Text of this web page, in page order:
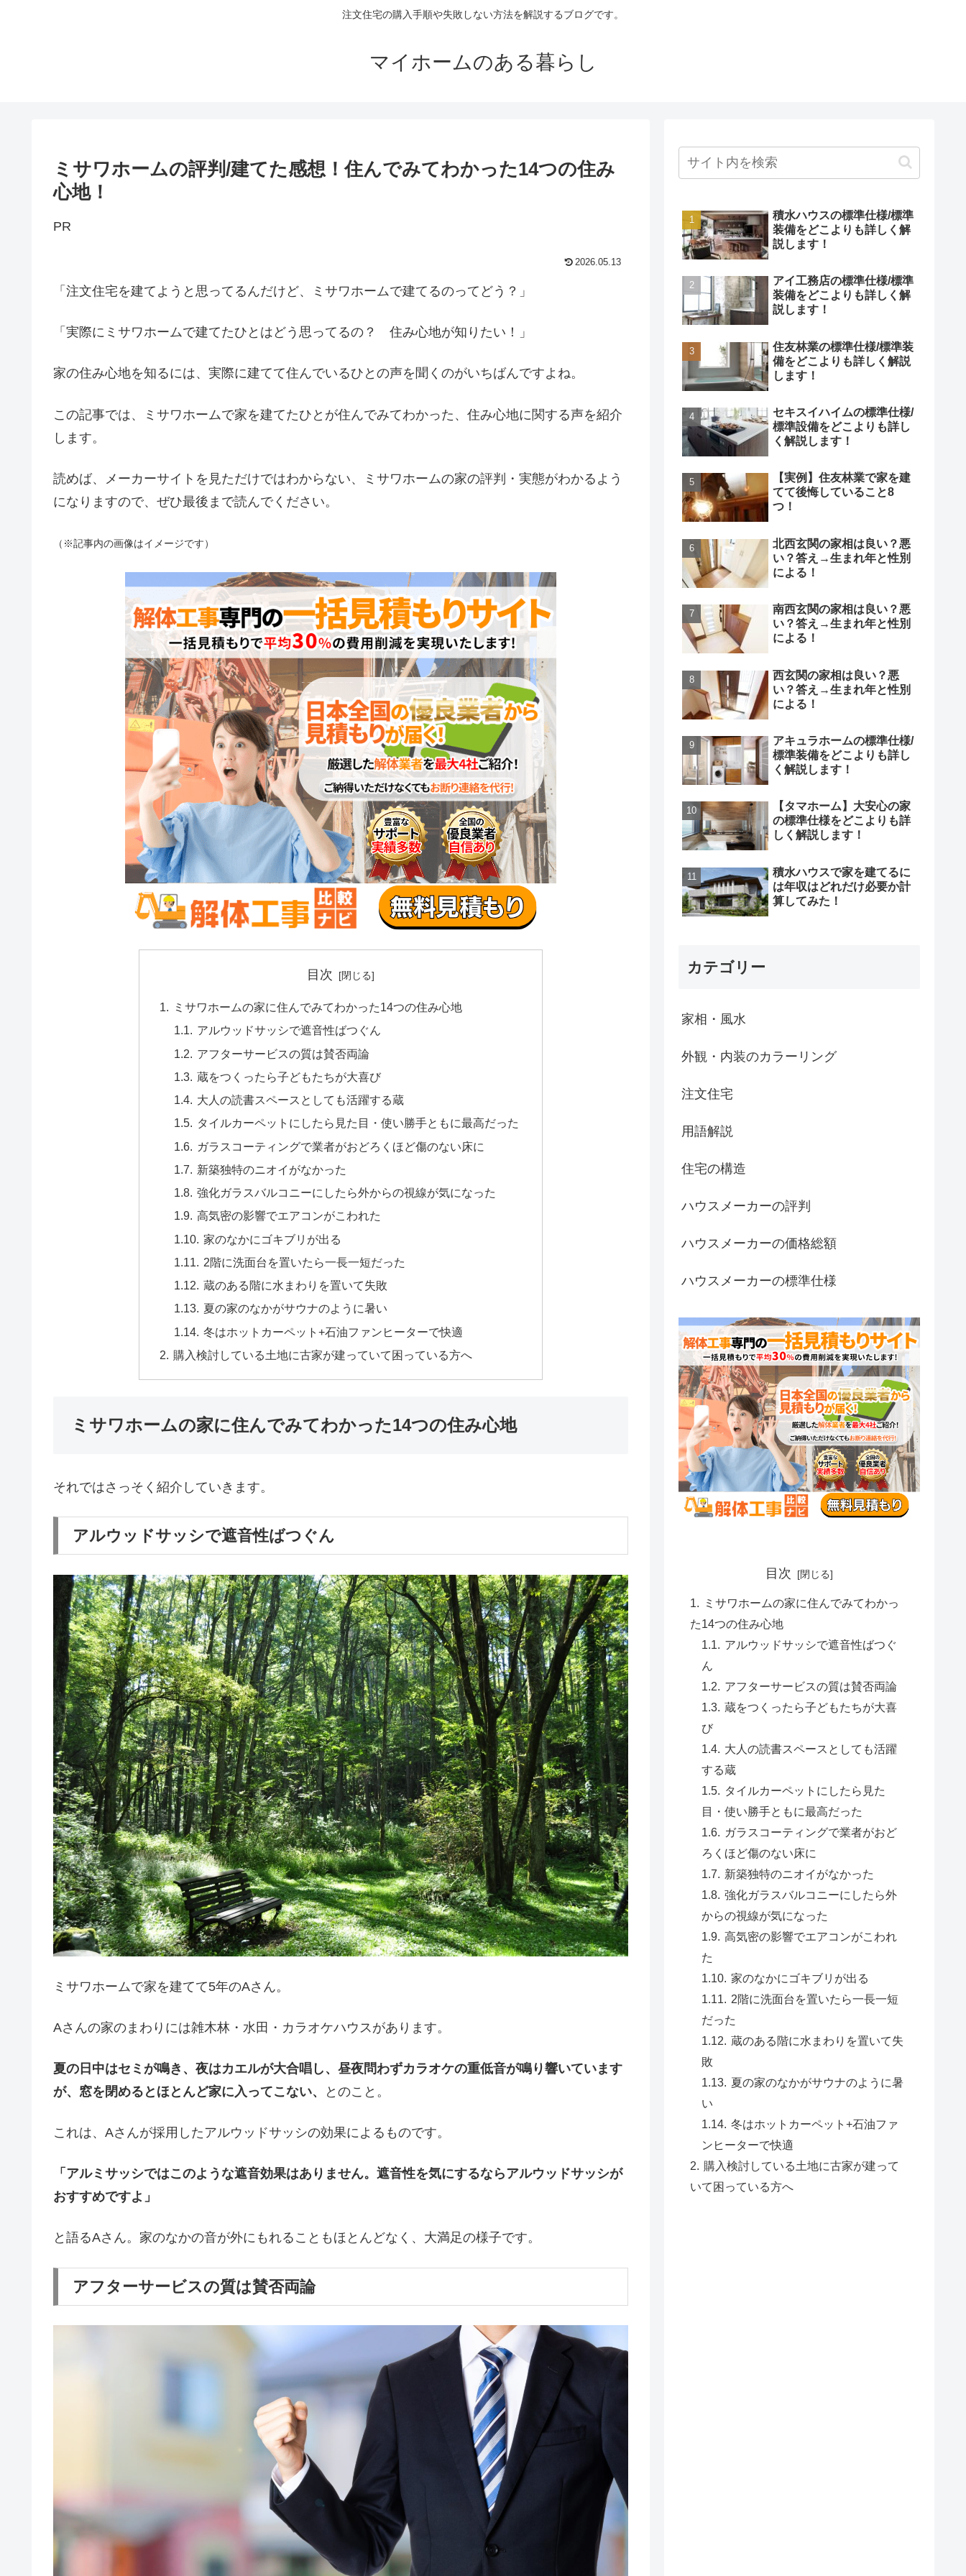
注文住宅の購入手順や失敗しない方法を解説するブログです。
マイホームのある暮らし
ミサワホームの評判/建てた感想！住んでみてわかった14つの住み
心地！
PR
2026.05.13
「注文住宅を建てようと思ってるんだけど、ミサワホームで建てるのってどう？」
「実際にミサワホームで建てたひとはどう思ってるの？ 住み心地が知りたい！」
家の住み心地を知るには、実際に建てて住んでいるひとの声を聞くのがいちばんですよね。
この記事では、ミサワホームで家を建てたひとが住んでみてわかった、住み心地に関する声を紹介
します。
読めば、メーカーサイトを見ただけではわからない、ミサワホームの家の評判・実態がわかるよう
になりますので、ぜひ最後まで読んでください。
（※記事内の画像はイメージです）
目次
ミサワホームの家に住んでみてわかった14つの住み心地
アルウッドサッシで遮音性ばつぐん
アフターサービスの質は賛否両論
蔵をつくったら子どもたちが大喜び
大人の読書スペースとしても活躍する蔵
タイルカーペットにしたら見た目・使い勝手ともに最高だった
ガラスコーティングで業者がおどろくほど傷のない床に
新築独特のニオイがなかった
強化ガラスバルコニーにしたら外からの視線が気になった
高気密の影響でエアコンがこわれた
家のなかにゴキブリが出る
2階に洗面台を置いたら一長一短だった
蔵のある階に水まわりを置いて失敗
夏の家のなかがサウナのように暑い
冬はホットカーペット+石油ファンヒーターで快適
購入検討している土地に古家が建っていて困っている方へ
ミサワホームの家に住んでみてわかった14つの住み心地
それではさっそく紹介していきます。
アルウッドサッシで遮音性ばつぐん
ミサワホームで家を建てて5年のAさん。
Aさんの家のまわりには雑木林・水田・カラオケハウスがあります。
夏の日中はセミが鳴き、夜はカエルが大合唱し、昼夜問わずカラオケの重低音が鳴り響いています
が、窓を閉めるとほとんど家に入ってこない、
とのこと。
これは、Aさんが採用したアルウッドサッシの効果によるものです。
「アルミサッシではこのような遮音効果はありません。遮音性を気にするならアルウッドサッシが
おすすめですよ」
と語るAさん。家のなかの音が外にもれることもほとんどなく、大満足の様子です。
アフターサービスの質は賛否両論
積水ハウスの標準仕様/標準
装備をどこよりも詳しく解
説します！
アイ工務店の標準仕様/標準
装備をどこよりも詳しく解
説します！
住友林業の標準仕様/標準装
備をどこよりも詳しく解説
します！
セキスイハイムの標準仕様/
標準設備をどこよりも詳し
く解説します！
【実例】住友林業で家を建
てて後悔していること8
つ！
北西玄関の家相は良い？悪
い？答え→生まれ年と性別
による！
南西玄関の家相は良い？悪
い？答え→生まれ年と性別
による！
西玄関の家相は良い？悪
い？答え→生まれ年と性別
による！
アキュラホームの標準仕様/
標準装備をどこよりも詳し
く解説します！
【タマホーム】大安心の家
の標準仕様をどこよりも詳
しく解説します！
積水ハウスで家を建てるに
は年収はどれだけ必要か計
算してみた！
カテゴリー
家相・風水
外観・内装のカラーリング
注文住宅
用語解説
住宅の構造
ハウスメーカーの評判
ハウスメーカーの価格総額
ハウスメーカーの標準仕様
目次
ミサワホームの家に住んでみてわかっ
た14つの住み心地
アルウッドサッシで遮音性ばつぐ
ん
アフターサービスの質は賛否両論
蔵をつくったら子どもたちが大喜
び
大人の読書スペースとしても活躍
する蔵
タイルカーペットにしたら見た
目・使い勝手ともに最高だった
ガラスコーティングで業者がおど
ろくほど傷のない床に
新築独特のニオイがなかった
強化ガラスバルコニーにしたら外
からの視線が気になった
高気密の影響でエアコンがこわれ
た
家のなかにゴキブリが出る
2階に洗面台を置いたら一長一短
だった
蔵のある階に水まわりを置いて失
敗
夏の家のなかがサウナのように暑
い
冬はホットカーペット+石油ファ
ンヒーターで快適
購入検討している土地に古家が建って
いて困っている方へ